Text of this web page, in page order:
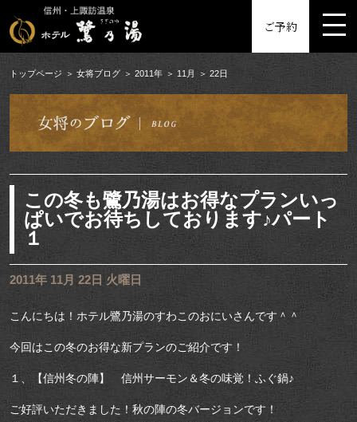
ご予約
トップページ 女将ブログ 2011年 11月 22日
この冬も鷺乃湯はお得なプランいっ
ぱいでお待ちしております♪パート
１
2011年 11月 22日 火曜日
こんにちは！ホテル鷺乃湯のすわこのおにいさんです＾＾
今回はこの冬のお得な新プランのご紹介です！
１、【信州冬の陣】 信州サーモン＆冬の味覚！ふぐ鍋♪
ご好評いただきました！秋の陣の冬バージョンです！